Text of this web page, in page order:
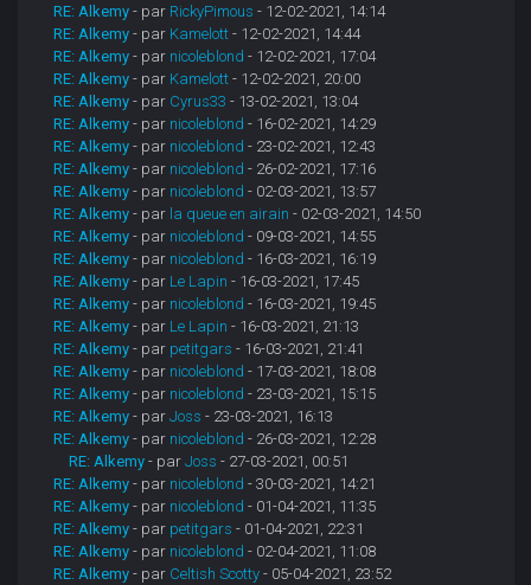
RE: Alkemy - par RickyPimous - 12-02-2021, 14:14
RE: Alkemy - par Kamelott - 12-02-2021, 14:44
RE: Alkemy - par nicoleblond - 12-02-2021, 17:04
RE: Alkemy - par Kamelott - 12-02-2021, 20:00
RE: Alkemy - par Cyrus33 - 13-02-2021, 13:04
RE: Alkemy - par nicoleblond - 16-02-2021, 14:29
RE: Alkemy - par nicoleblond - 23-02-2021, 12:43
RE: Alkemy - par nicoleblond - 26-02-2021, 17:16
RE: Alkemy - par nicoleblond - 02-03-2021, 13:57
RE: Alkemy - par la queue en airain - 02-03-2021, 14:50
RE: Alkemy - par nicoleblond - 09-03-2021, 14:55
RE: Alkemy - par nicoleblond - 16-03-2021, 16:19
RE: Alkemy - par Le Lapin - 16-03-2021, 17:45
RE: Alkemy - par nicoleblond - 16-03-2021, 19:45
RE: Alkemy - par Le Lapin - 16-03-2021, 21:13
RE: Alkemy - par petitgars - 16-03-2021, 21:41
RE: Alkemy - par nicoleblond - 17-03-2021, 18:08
RE: Alkemy - par nicoleblond - 23-03-2021, 15:15
RE: Alkemy - parJoss - 23-03-2021, 16:13
RE: Alkemy - par nicoleblond - 26-03-2021, 12:28
RE: Alkemy - parJoss - 27-03-2021, 00:51
RE: Alkemy - par nicoleblond - 30-03-2021, 14:21
RE: Alkemy - par nicoleblond - 01-04-2021, 11:35
RE: Alkemy - par petitgars - 01-04-2021, 22:31
RE: Alkemy - par nicoleblond - 02-04-2021, 11:08
RE: Alkemy - par Celtish Scotty - 05-04-2021, 23:52